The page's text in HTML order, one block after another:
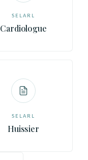
SELARL
Cardiologue
SELARL
Huissier